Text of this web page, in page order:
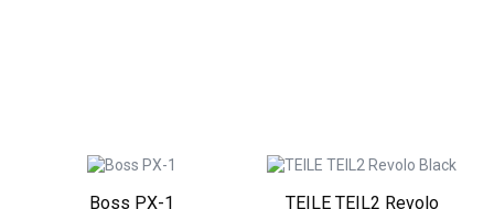
Boss PX-1 TEILE TEIL2 Revolo